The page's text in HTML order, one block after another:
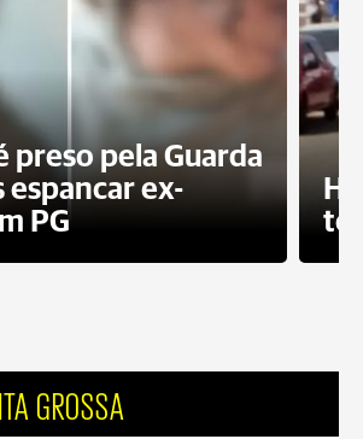
preso pela Guarda
espancar ex-
PG
GROSSA